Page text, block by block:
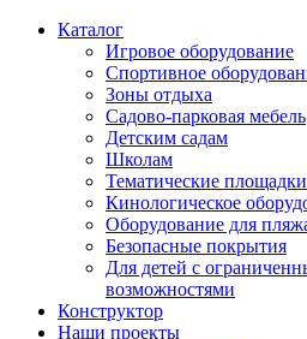
Игровые комплексы от 5 до
Горки
Игровые элементы
Качели балансирные
Качалки на пружине
Качели
Песочницы
Песочные городки
Детские столики и скамьи
Домики-беседки
Теневые навесы и сцены
Развивающие игровые
ПДД для детей
Каталог
Игровое оборудование
Спортивное
Зоны отдыха
Садово-парковая мебель
Детским садам
Школам
Тематические площадки
Кинологическое
Оборудование для
Безопасные покрытия
Для детей с
возможностями
Конструктор
Наши проекты